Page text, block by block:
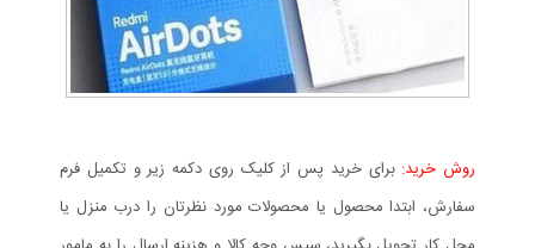
روش خرید: برای خرید پس از کلیک روی دکمه زیر و تکمیل فرم
سفارش، ابتدا محصول یا محصولات مورد نظرتان را درب منزل یا